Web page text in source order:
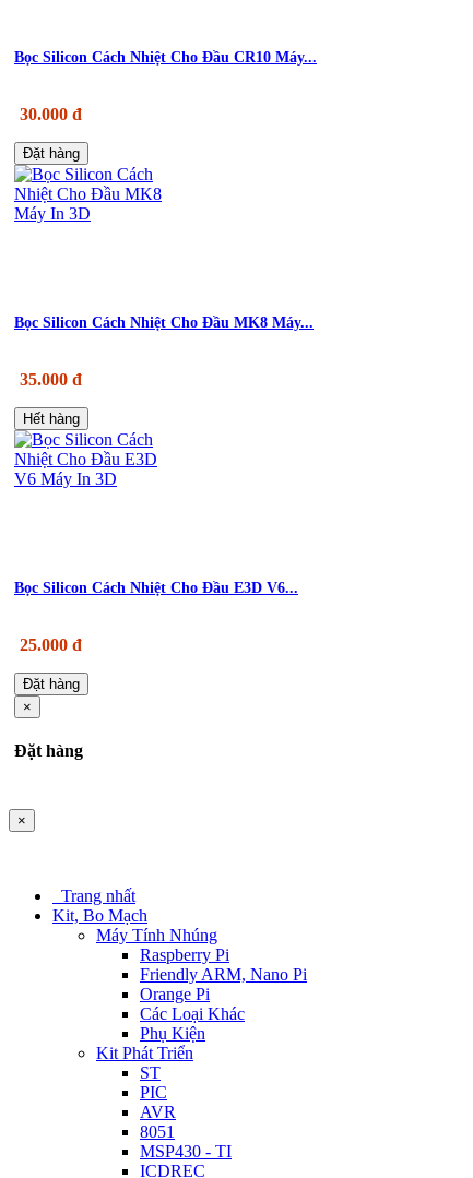
Bọc Silicon Cách Nhiệt Cho Đầu CR10 Máy...
30.000 đ
Đặt hàng
Bọc Silicon Cách Nhiệt Cho Đầu MK8 Máy...
35.000 đ
Hết hàng
Bọc Silicon Cách Nhiệt Cho Đầu E3D V6...
25.000 đ
Đặt hàng
×
Đặt hàng
×
Trang nhất
Kit, Bo Mạch
Máy Tính Nhúng
Raspberry Pi
Friendly ARM, Nano Pi
Orange Pi
Các Loại Khác
Phụ Kiện
Kit Phát Triển
ST
PIC
AVR
8051
MSP430 - TI
ICDREC